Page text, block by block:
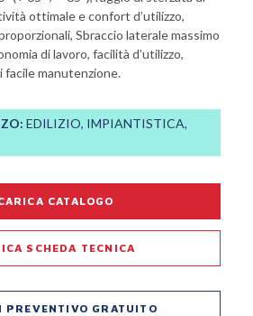
ottimale e confort d’utilizzo,
Sbraccio laterale massimo
di lavoro, facilità d’utilizzo,
facile manutenzione.
EDILIZIO, IMPIANTISTICA,
CATALOGO
SCHEDA TECNICA
PREVENTIVO GRATUITO